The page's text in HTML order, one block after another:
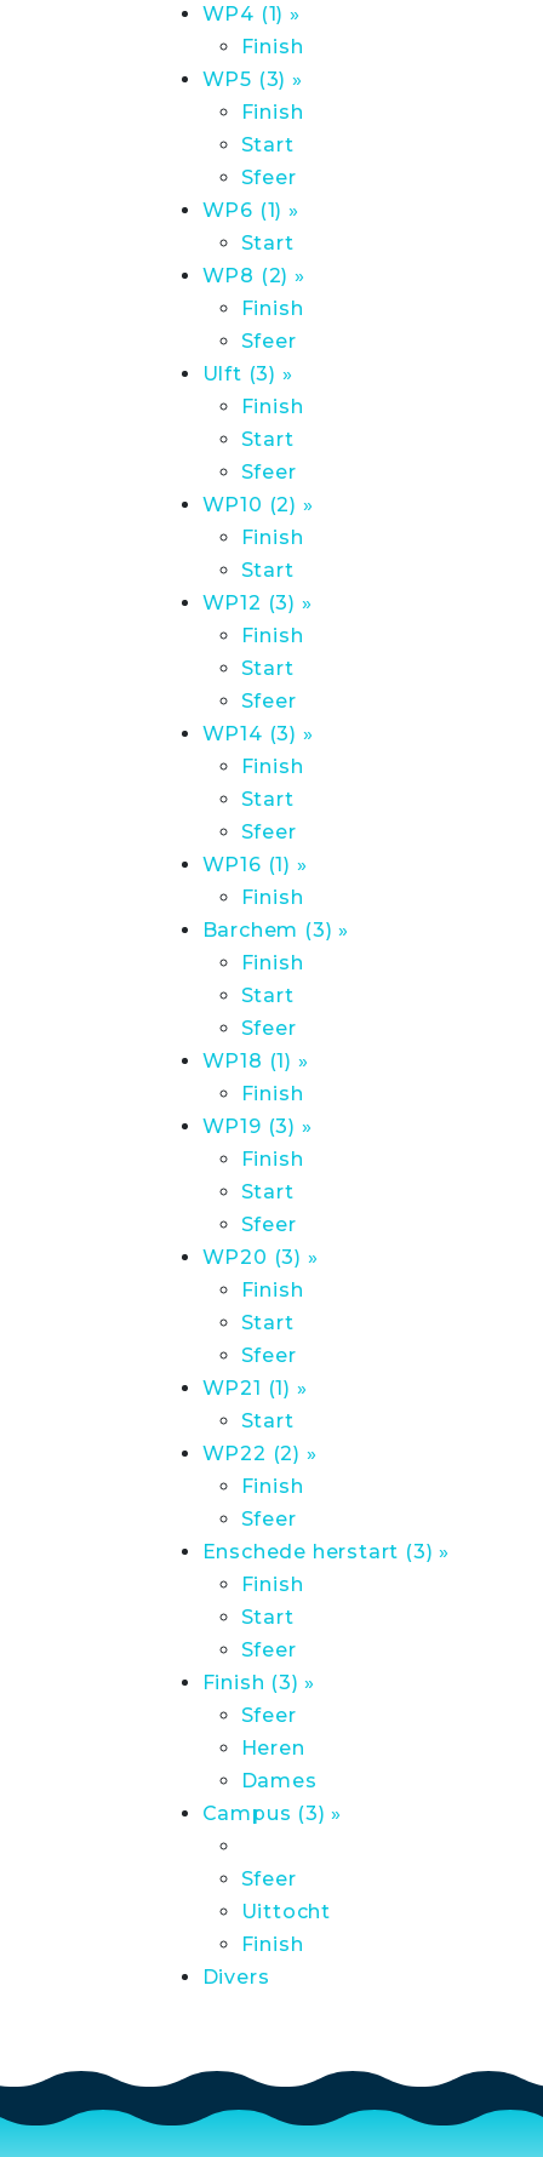
WP4 (1) »
Finish
WP5 (3) »
Finish
Start
Sfeer
WP6 (1) »
Start
WP8 (2) »
Finish
Sfeer
Ulft (3) »
Finish
Start
Sfeer
WP10 (2) »
Finish
Start
WP12 (3) »
Finish
Start
Sfeer
WP14 (3) »
Finish
Start
Sfeer
WP16 (1) »
Finish
Barchem (3) »
Finish
Start
Sfeer
WP18 (1) »
Finish
WP19 (3) »
Finish
Start
Sfeer
WP20 (3) »
Finish
Start
Sfeer
WP21 (1) »
Start
WP22 (2) »
Finish
Sfeer
Enschede herstart (3) »
Finish
Start
Sfeer
Finish (3) »
Sfeer
Heren
Dames
Campus (3) »
Sfeer
Uittocht
Finish
Divers